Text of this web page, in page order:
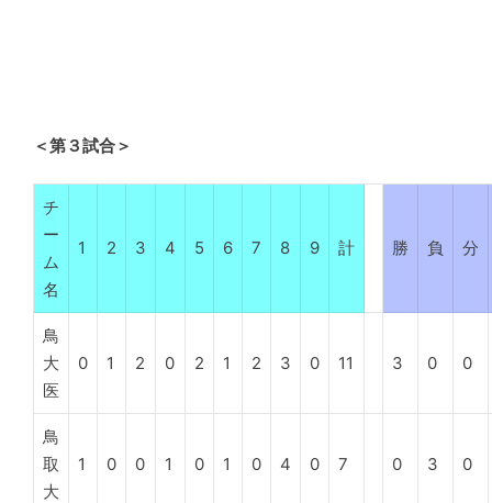
＜第３試合＞
チ
ー
ム
名
1 2 3 4 5 6 7 8 9 計 勝 負 分
鳥
大
医
0 1 2 0 2 1 2 3 0 11 3 0 0
鳥
取
大
1 0 0 1 0 1 0 4 0 7 0 3 0